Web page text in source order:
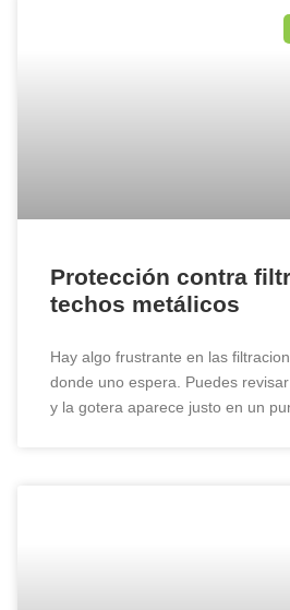
Protección contra
techos metálicos
Hay algo frustrante en las
donde uno espera. Puedes
y la gotera aparece justo en un